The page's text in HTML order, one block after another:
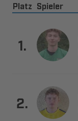
Platz Spieler
.
.